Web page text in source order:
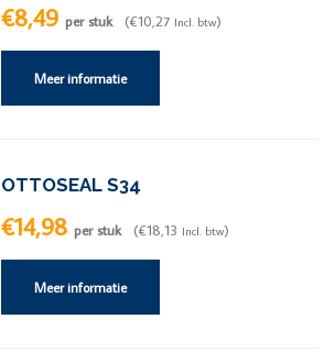
€8,49 per stuk (€10,27 Incl. btw)
Meer informatie
OTTOSEAL S34
€14,98 per stuk (€18,13 Incl. btw)
Meer informatie